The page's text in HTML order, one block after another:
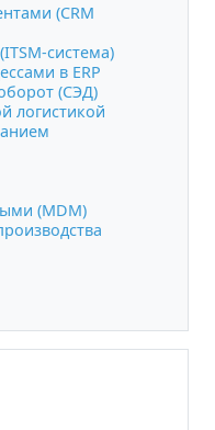
(CRM
система)
в ERP
(СЭД)
логистикой
(MDM)